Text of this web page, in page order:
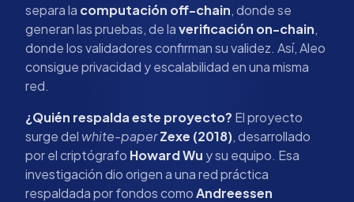
separa la computación off-chain, donde se
generan las pruebas, de laverificación on-chain,
donde los validadores confirman su validez. Así, Aleo
consigue privacidad y escalabilidad en una misma
red.
¿Quién respalda este proyecto? El proyecto
surge del white-paperZexe (2018), desarrollado
por el criptógrafo Howard Wu y su equipo. Esa
investigación dio origen a una red práctica
respaldada por fondos comoAndreessen